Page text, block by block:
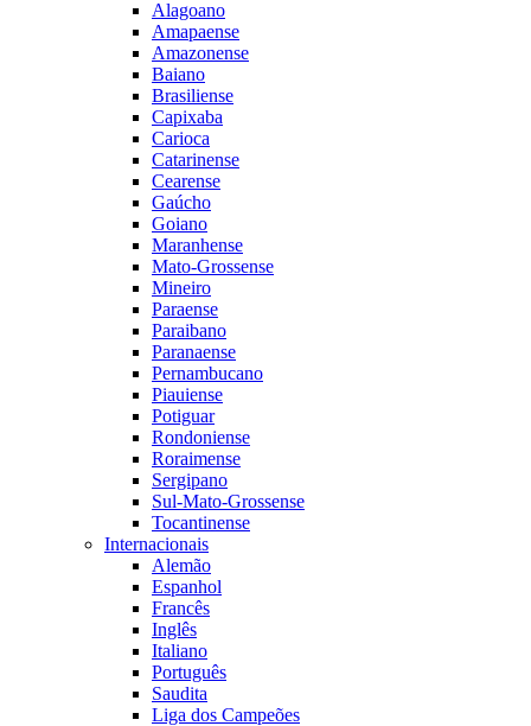
Alagoano
Amapaense
Amazonense
Baiano
Brasiliense
Capixaba
Carioca
Catarinense
Cearense
Gaúcho
Goiano
Maranhense
Mato-Grossense
Mineiro
Paraense
Paraibano
Paranaense
Pernambucano
Piauiense
Potiguar
Rondoniense
Roraimense
Sergipano
Sul-Mato-Grossense
Tocantinense
Internacionais
Alemão
Espanhol
Francês
Inglês
Italiano
Português
Saudita
Liga dos Campeões